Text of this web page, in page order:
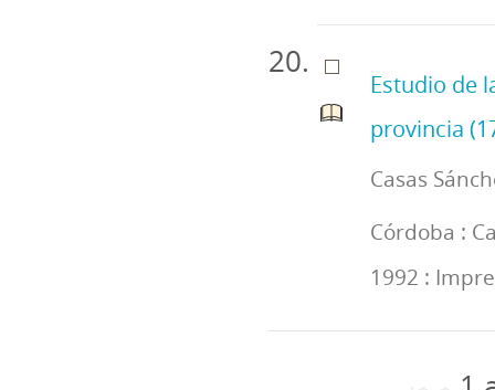
Estudio de
provincia
Casas
Córdoba :
1992 :